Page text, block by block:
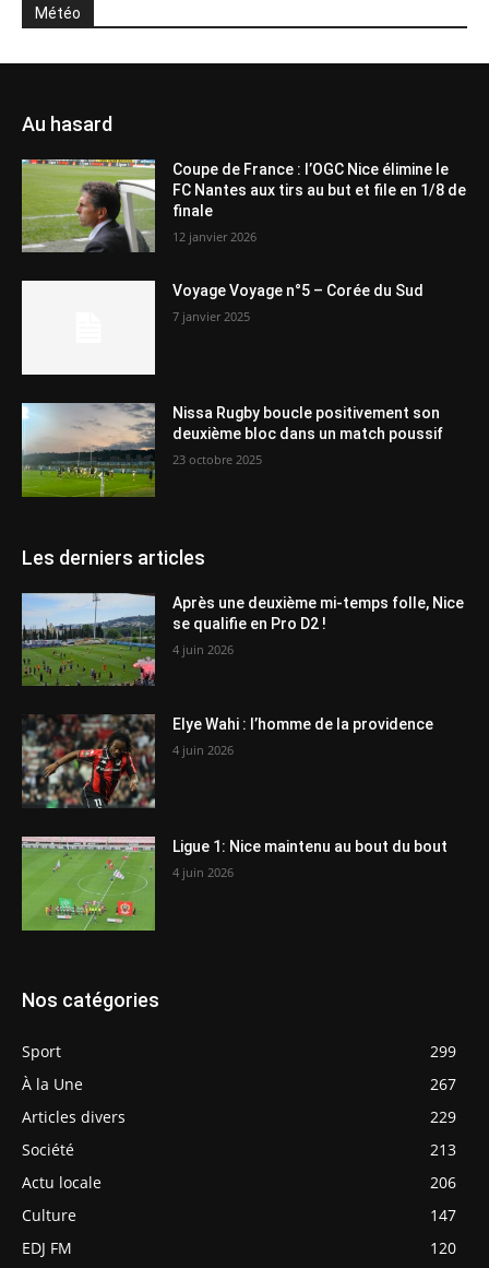
Météo
Au hasard
Coupe de France : l’OGC Nice élimine le
FC Nantes aux tirs au but et file en 1/8 de
finale
12 janvier 2026
Voyage Voyage n°5 – Corée du Sud
7 janvier 2025
Nissa Rugby boucle positivement son
deuxième bloc dans un match poussif
23 octobre 2025
Les derniers articles
Après une deuxième mi-temps folle, Nice
se qualifie en Pro D2 !
4 juin 2026
Elye Wahi : l’homme de la providence
4 juin 2026
Ligue 1: Nice maintenu au bout du bout
4 juin 2026
Nos catégories
Sport
299
À la Une
267
Articles divers
229
Société
213
Actu locale
206
Culture
147
EDJ FM
120